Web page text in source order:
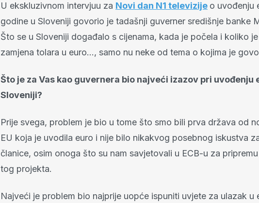
U ekskluzivnom intervjuu za Novi dan N1 televizije o uvođenju
godine u Sloveniji govorio je tadašnji guverner središnje banke
Što se u Sloveniji događalo s cijenama, kada je počela i koliko
zamjena tolara u euro…, samo nu neke od tema o kojima je
Što je za Vas kao guvernera bio najveći izazov pri uvođenju
Sloveniji?
Prije svega, problem je bio u tome što smo bili prva država od
EU koja je uvodila euro i nije bilo nikakvog posebnog iskustva
članice, osim onoga što su nam savjetovali u ECB-u za
tog projekta.
Najveći je problem bio najprije uopće ispuniti uvjete za ulazak u